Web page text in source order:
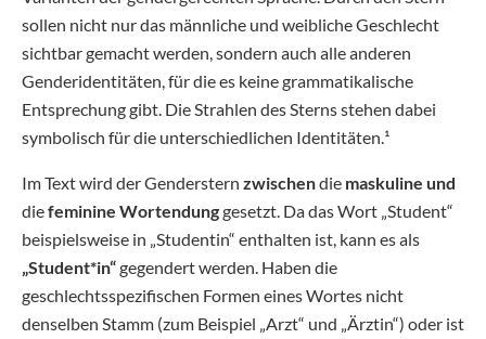
sollen nicht nur das männliche und weibliche Geschlecht
sichtbar gemacht werden, sondern auch alle anderen
Genderidentitäten, für die es keine grammatikalische
Entsprechung gibt. Die Strahlen des Sterns stehen dabei
symbolisch für die unterschiedlichen Identitäten.¹
Im Text wird der Genderstern zwischendie maskuline und
diefeminine Wortendunggesetzt. Da das Wort „Student“
beispielsweise in „Studentin“ enthalten ist, kann es als
„Student*in“gegendert werden. Haben die
geschlechtsspezifischen Formen eines Wortes nicht
denselben Stamm (zum Beispiel „Arzt“ und „Ärztin“) oder ist